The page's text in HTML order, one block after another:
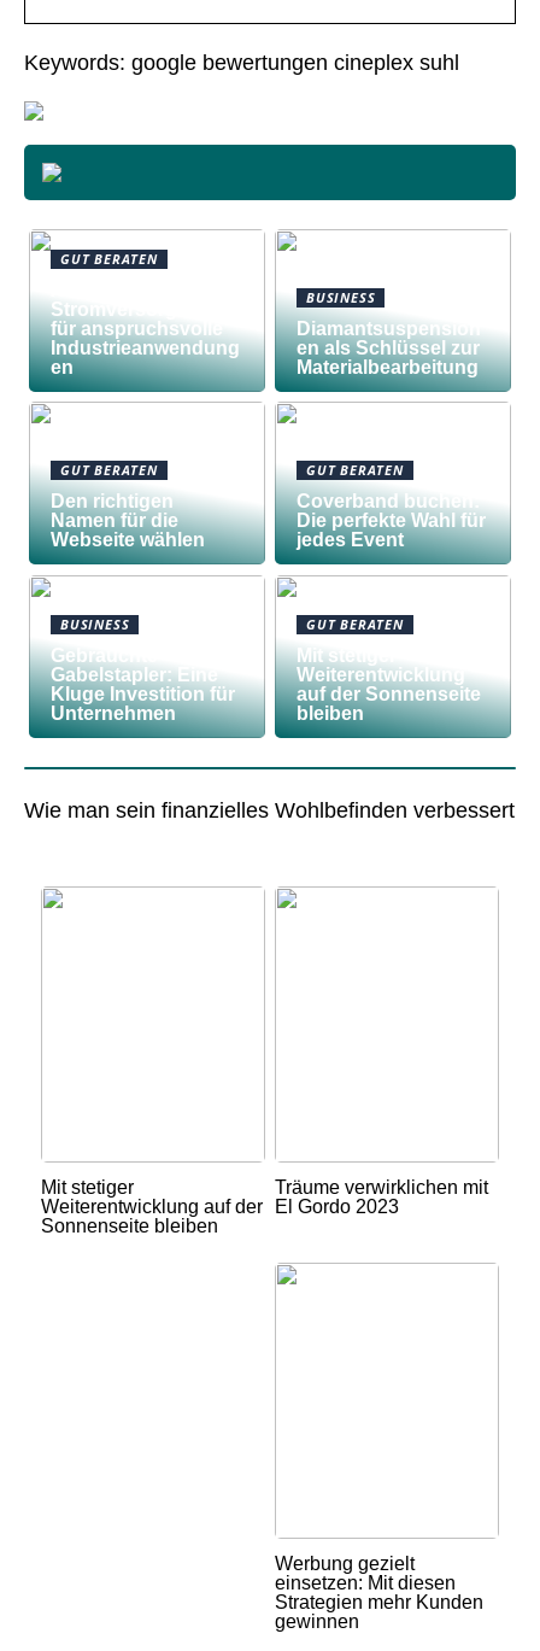
Keywords: google bewertungen cineplex suhl
GUT BERATEN
Stromversorgungen
für anspruchsvolle
Industrieanwendung
en
BUSINESS
Diamantsuspension
en als Schlüssel zur
Materialbearbeitung
GUT BERATEN
Den richtigen
Namen für die
Webseite wählen
GUT BERATEN
Coverband buchen:
Die perfekte Wahl für
jedes Event
BUSINESS
Gebrauchte
Gabelstapler: Eine
Kluge Investition für
Unternehmen
GUT BERATEN
Mit stetiger
Weiterentwicklung
auf der Sonnenseite
bleiben
Wie man sein finanzielles Wohlbefinden verbessert
Mit stetiger
Weiterentwicklung auf der
Sonnenseite bleiben
Träume verwirklichen mit
El Gordo 2023
Werbung gezielt
einsetzen: Mit diesen
Strategien mehr Kunden
gewinnen